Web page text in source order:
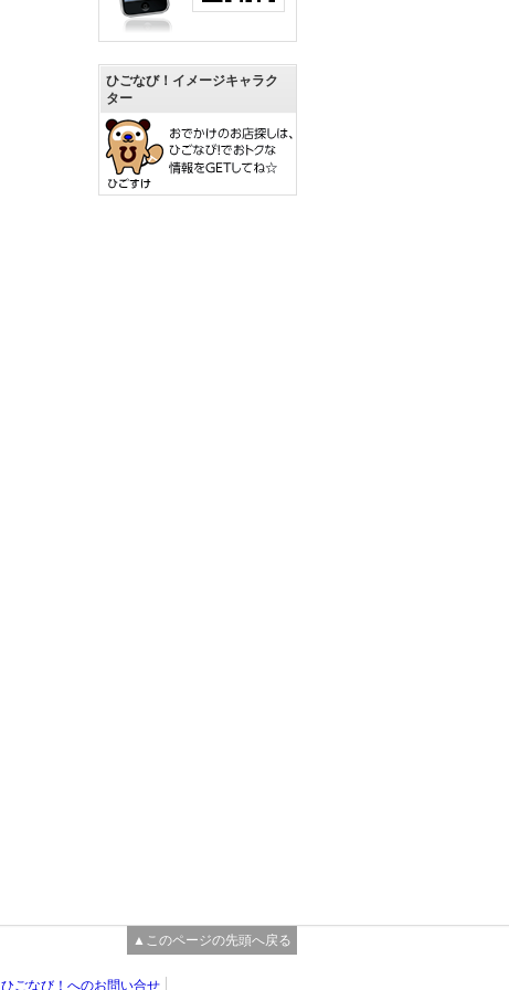
ひごなび！イメージキャラク
ター
▲このページの先頭へ戻る
ひごなび！へのお問い合せ